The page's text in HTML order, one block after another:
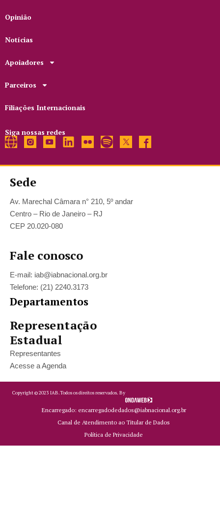
Opinião
Notícias
Apoiadores
Parceiros
Filiações Internacionais
Siga nossas redes
Sede
Av. Marechal Câmara n° 210, 5º andar
Centro – Rio de Janeiro – RJ
CEP 20.020-080
Fale conosco
E-mail: iab@iabnacional.org.br
Telefone: (21) 2240.3173
Departamentos
Representação
Estadual
Representantes
Acesse a Agenda
Copyright ©2023 IAB.Todos os direitos reservados. By
Encarregado: encarregadodedados@iabnacional.org.br
Canal de Atendimento ao Titular de Dados
Política de Privacidade